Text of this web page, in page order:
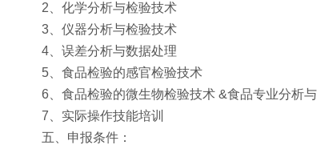
2、化学分析与检验技术
3、仪器分析与检验技术
4、误差分析与数据处理
5、食品检验的感官检验技术
6、食品检验的微生物检验技术 &食品专业分析
7、实际操作技能培训
五、申报条件：